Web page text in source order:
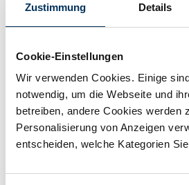
Zustimmung Details
Cookie-Einstellungen
Wir verwenden Cookies. Einige
notwendig, um die Webseite und
betreiben, andere Cookies werden
Personalisierung von Anzeigen
entscheiden, welche Kategorien
Technical details
Voltage: 1,5V
Capacity: 0,023Ah